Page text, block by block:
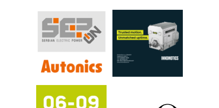
pouzdanost u transferu fluida
Filtration Group Industrial – Napredna
rešenja za filtraciju u hidrauličkim i
procesnim sistemima
RILINEX kompanije Rittal
FANUC: Najbolje za vašu pametnu
Efikasno upravljanje energijom